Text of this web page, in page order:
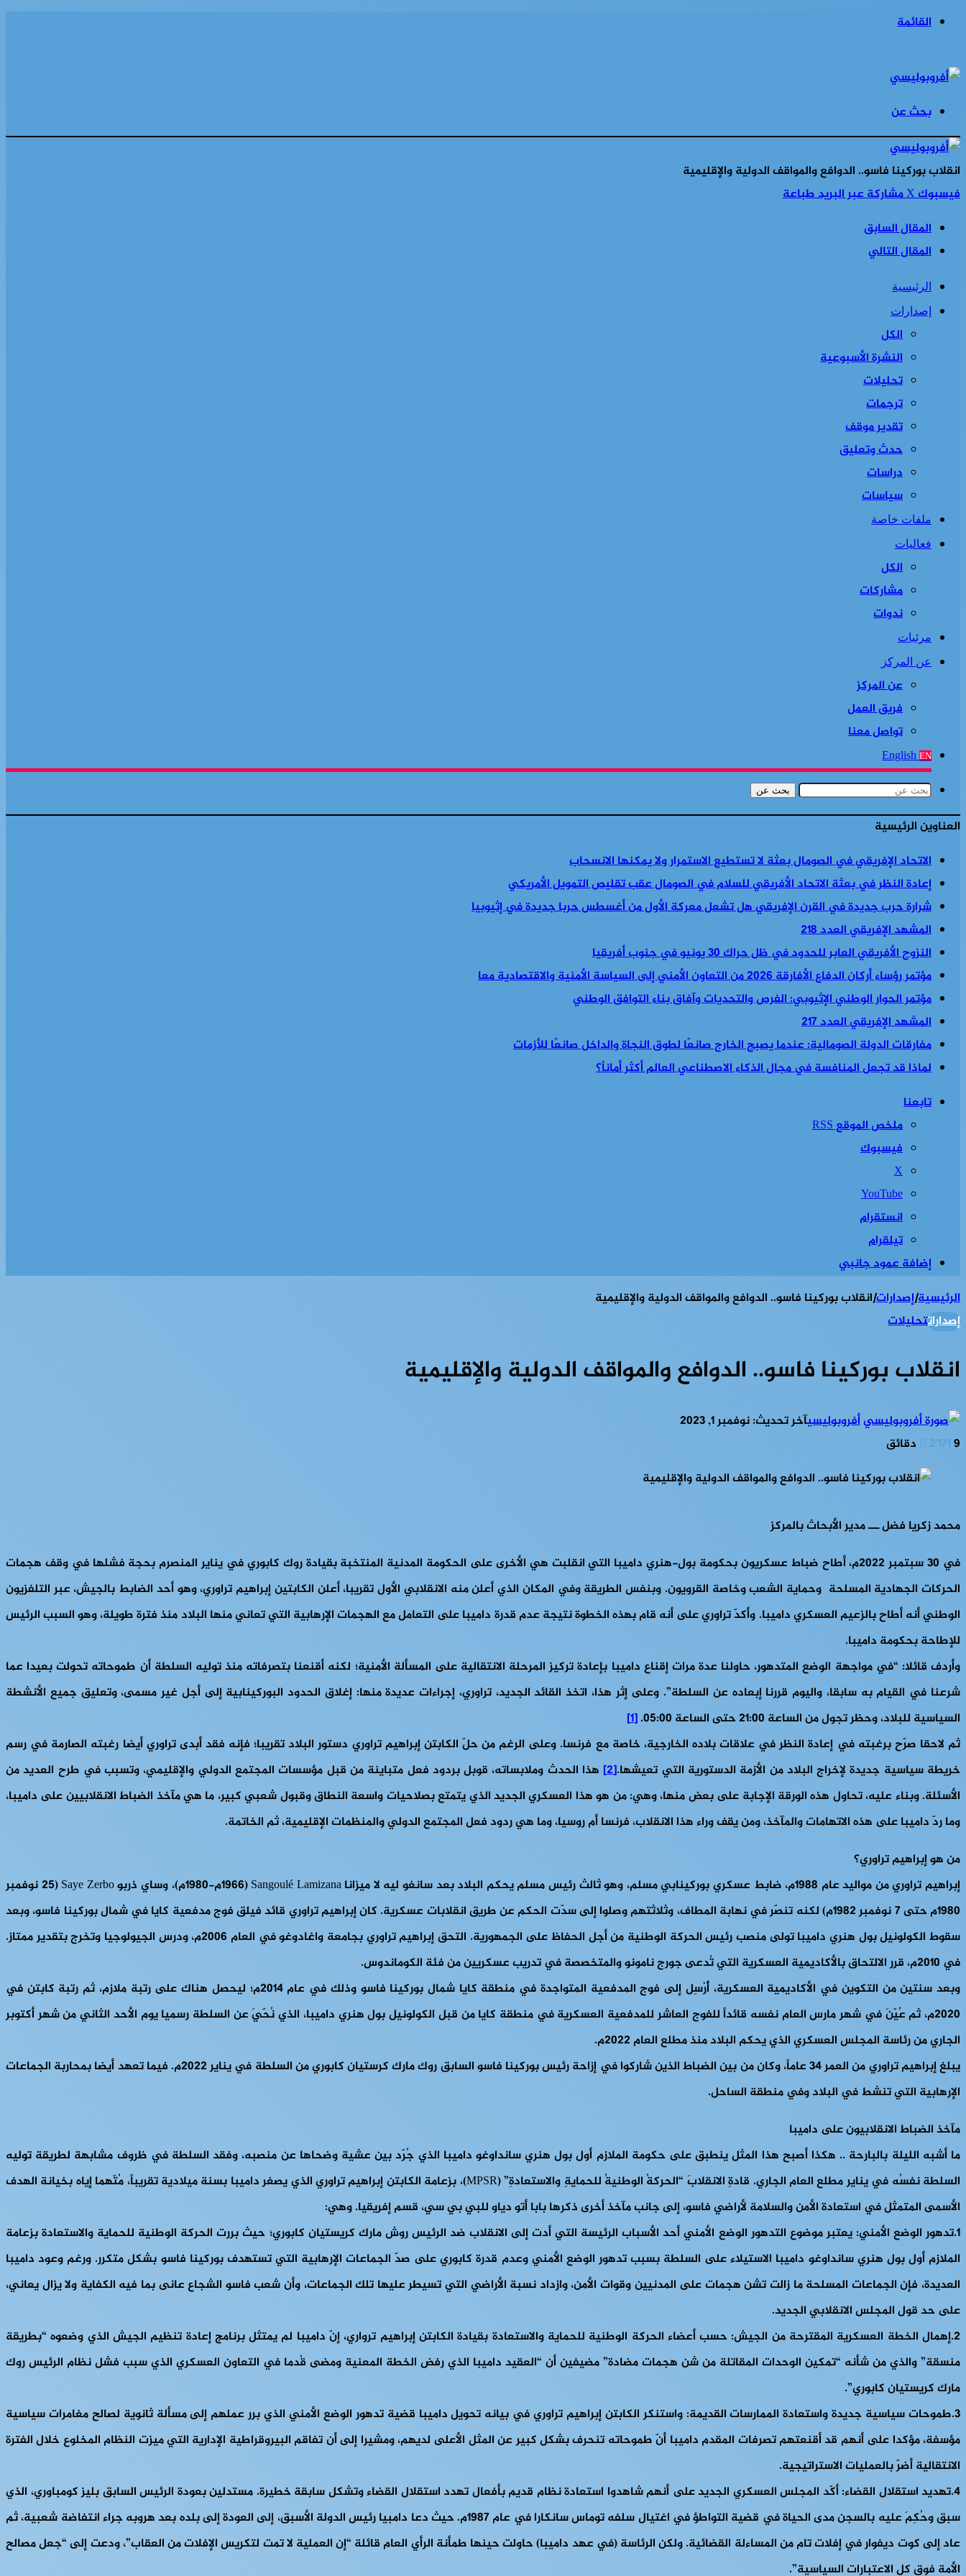
القائمة
بحث عن
انقلاب بوركينا فاسو.. الدوافع والمواقف الدولية والإقليمية
فيسبوك‫Xمشاركة عبر البريدطباعة
المقال السابق
المقال التالي
الرئيسية
إصدارات
الكل
النشرة الأسبوعية
تحليلات
ترجمات
تقدير موقف
حدث وتعليق
دراسات
سياسات
ملفات خاصة
فعاليات
الكل
مشاركات
ندوات
مرئيات
عن المركز
عن المركز
فريق العمل
تواصل معنا
English EN
بحث عن
العناوين الرئيسية
الاتحاد الإفريقي في الصومال بعثة لا تستطيع الاستمرار ولا يمكنها الانسحاب
إعادة النظر في بعثة الاتحاد الأفريقي للسلام في الصومال عقب تقليص التمويل الأمريكي
شرارة حرب جديدة في القرن الإفريقي هل تشعل معركة الأول من أغسطس حربا جديدة في إثيوبيا
المشهد الإفريقي العدد 218
النزوح الأفريقي العابر للحدود في ظل حراك 30 يونيو في جنوب أفريقيا
مؤتمر رؤساء أركان الدفاع الأفارقة 2026 من التعاون الأمني إلى السياسة الأمنية والاقتصادية معا
مؤتمر الحوار الوطني الإثيوبي: الفرص والتحديات وآفاق بناء التوافق الوطني
المشهد الإفريقي العدد 217
مفارقات الدولة الصومالية: عندما يصبح الخارج صانعًا لطوق النجاة والداخل صانعًا للأزمات
لماذا قد تجعل المنافسة في مجال الذكاء الاصطناعي العالم أكثر أماناً؟
تابعنا
ملخص الموقع RSS
فيسبوك
‫X
‫YouTube
انستقرام
تيلقرام
إضافة عمود جانبي
الرئيسية|إصدارات|انقلاب بوركينا فاسو.. الدوافع والمواقف الدولية والإقليمية
إصداراتتحليلات
انقلاب بوركينا فاسو.. الدوافع والمواقف الدولية والإقليمية
أفروبوليسيآخر تحديث: نوفمبر 1, 2023
2٬1719 دقائق
محمد زكريا فضل ـــ مدير الأبحاث بالمركز
في 30 سبتمبر 2022م، أطاح ضباط عسكريون بحكومة بول-هنري داميبا التي انقلبت هي الأخرى على الحكومة المدنية المنتخبة بقيادة روك كابوري في يناير المنصرم بحجة فشلها في وقف هجمات
الحركات الجهادية المسلحة وحماية الشعب وخاصة القرويون. وبنفس الطريقة وفي المكان الذي أعلن منه الانقلابي الأول تقريبا، أعلن الكابتين إبراهيم تراوري، وهو أحد الضابط بالجيش، عبر التلفزيون
الوطني أنه أطاح بالزعيم العسكري داميبا. وأكدّ تراوري على أنه قام بهذه الخطوة نتيجة عدم قدرة داميبا على التعامل مع الهجمات الإرهابية التي تعاني منها البلاد منذ فترة طويلة، وهو السبب الرئيس
للإطاحة بحكومة داميبا.
وأردف قائلا: “في مواجهة الوضع المتدهور، حاولنا عدة مرات إقناع داميبا بإعادة تركيز المرحلة الانتقالية على المسألة الأمنية؛ لكنه أقنعنا بتصرفاته منذ توليه السلطة أن طموحاته تحولت بعيدا عما
شرعنا في القيام به سابقا، واليوم قررنا إبعاده عن السلطة”. وعلى إثر هذا، اتخذ القائد الجديد، تراوري، إجراءات عديدة منها: إغلاق الحدود البوركينابية إلى أجل غير مسمى، وتعليق جميع الأنشطة
السياسية للبلاد، وحظر تجول من الساعة 21:00 حتى الساعة 05:00.
[1]
ثم لاحقا صرّح برغبته في إعادة النظر في علاقات بلاده الخارجية، خاصة مع فرنسا. وعلى الرغم من حلّ الكابتن إبراهيم تراوري دستور البلاد تقريبا؛ فإنه فقد أبدى تراوري أيضا رغبته الصارمة في رسم
خريطة سياسية جديدة لإخراج البلاد من الأزمة الدستورية التي تعيشها.[2]
هذا الحدث وملابساته، قوبل بردود فعل متباينة من قبل مؤسسات المجتمع الدولي والإقليمي، وتسبب في طرح العديد من
الأسئلة. وبناء عليه، تحاول هذه الورقة الإجابة على بعض منها، وهي: من هو هذا العسكري الجديد الذي يتمتع بصلاحيات واسعة النطاق وقبول شعبي كبير، ما هي مآخذ الضباط الانقلابيين على داميبا،
وما ردّ داميبا على هذه الاتهامات والمآخذ، ومن يقف وراء هذا الانقلاب، فرنسا أم روسيا، وما هي ردود فعل المجتمع الدولي والمنظمات الإقليمية، ثم الخاتمة.
من هو إبراهيم تراوري؟
إبراهيم تراوري من مواليد عام 1988م، ضابط عسكري بوركينابي مسلم، وهو ثالث رئيس مسلم يحكم البلاد بعد سانغو ليه لا ميزانا
Sangoulé Lamizana(1966م-1980م)، وساي ذربو Saye Zerbo
(25 نوفمبر
1980م حتى 7 نوفمبر 1982م) لكنه تنصّر في نهابة المطاف، وثلاثتهم وصلوا إلى سدّت الحكم عن طريق انقلابات عسكرية. كان إبراهيم تراوري قائد فيلق فوج مدفعية كايا في شمال بوركينا فاسو، وبعد
سقوط الكولونيل بول هنري داميبا تولى منصب رئيس الحركة الوطنية من أجل الحفاظ على الجمهورية. التحق إبراهيم تراوري بجامعة واغادوغو في العام 2006م، ودرس الجيولوجيا وتخرج بتقدير ممتاز.
في 2010م، قرر الالتحاق بالأكاديمية العسكرية التي تُدعى جورج نامونو والمتخصصة في تدريب عسكريين من فئة الكوماندوس.
وبعد سنتين من التكوين في الأكاديمية العسكرية، أُرْسِل إلى فوج المدفعية المتواجدة في منطقة كايا شمال بوركينا فاسو وذلك في عام 2014م؛ ليحصل هناك على رتبة ملازم، ثم رتبة كابتن في
2020م، ثم عُيّنَ في شهر مارس العام نفسه قائداً للفوج العاشر للمدفعية العسكرية في منطقة كايا من قبل الكولونيل بول هنري داميبا، الذي نُحّيَ عن السلطة رسميا يوم الأحد الثاني من شهر أكتوبر
الجاري من رئاسة المجلس العسكري الذي يحكم البلاد منذ مطلع العام 2022م.
يبلغ إبراهيم تراوري من العمر 34 عاماً، وكان من بين الضباط الذين شاركوا في إزاحة رئيس بوركينا فاسو السابق روك مارك كرستيان كابوري من السلطة في يناير 2022م. فيما تعهد أيضا بمحاربة الجماعات
الإرهابية التي تنشط في البلاد وفي منطقة الساحل.
مآخذ الضباط الانقلابيون على داميبا
ما أشبه الليلة بالبارحة .. هكذا أصبح هذا المثل ينطبق على حكومة الملازم أول بول هنري سانداوغو داميبا الذي جُرّد بين عشية وضحاها عن منصبه، وفقد السلطة في ظروف مشابهة لطريقة توليه
السلطة نفسُه في يناير مطلع العام الجاري. قادةِ الانقلابَ “الحركةُ الوطنيةُ للحمايةِ والاستعادةِ” (MPSR)، بزعامة الكابتن إبراهيم تراوري الذي يصغر داميبا بسنة ميلادية تقريباً، مُتّهما إياه بخيانة الهدف
الأسمى المتمثل في استعادة الأمن والسلامة لأراضي فاسو، إلى جانب مآخذ أخرى ذكرها بابا أتو دياو للبي بي سي، قسم إفريقيا. وهي:
1.تدهور الوضع الأمني
: يعتبر موضوع التدهور الوضع الأمني أحد الأسباب الرئيسة التي أدت إلى الانقلاب ضد الرئيس روش مارك كريستيان كابوري؛ حيث بررت الحركة الوطنية للحماية والاستعادة بزعامة
الملازم أول بول هنري سانداوغو داميبا الاستيلاء على السلطة بسبب تدهور الوضع الأمني وعدم قدرة كابوري على صدّ الجماعات الإرهابية التي تستهدف بوركينا فاسو بشكل متكرر. ورغم وعود داميبا
العديدة، فإن الجماعات المسلحة ما زالت تشن هجمات على المدنيين وقوات الأمن، وازداد نسبة الأراضي التي تسيطر عليها تلك الجماعات، وأن شعب فاسو الشجاع عانى بما فيه الكفاية ولا يزال يعاني،
على حد قول المجلس الانقلابي الجديد.
2.إهمال الخطة العسكرية المقترحة من الجيش:
حسب أعضاء الحركة الوطنية للحماية والاستعادة بقيادة الكابتن إبراهيم ترواري، إنّ داميبا لم يمتثل برنامج إعادة تنظيم الجيش الذي وضعوه “بطريقة
منسقة” والذي من شأنه “تمكين الوحدات المقاتلة من شن هجمات مضادة” مضيفين أن “العقيد داميبا الذي رفض الخطة المعنية ومضى قُدما في التعاون العسكري الذي سبب فشل نظام الرئيس روك
مارك كريستيان كابوري”.
3.طموحات سياسية جديدة واستعادة الممارسات القديمة
: واستنكر الكابتن إبراهيم تراوري في بيانه تحويل داميبا قضية تدهور الوضع الأمني ​​الذي برر عملهم إلى مسألة ثانوية لصالح مغامرات سياسية
مؤسفة، مؤكدا على أنهم قد أقنعتهم تصرفات المقدم داميبا أنّ طموحاته تنحرف بشكل كبير عن المثل الأعلى لديهم، ومشيرا إلى أن تفاقم البيروقراطية الإدارية التي ميزت النظام المخلوع خلال الفترة
الانتقالية أضرّ بالعمليات الاستراتيجية.
4.تهديد استقلال القضاء
: أكّد المجلس العسكري الجديد على أنهم شاهدوا استعادة نظام قديم بأفعال تهدد استقلال القضاء وتشكل سابقة خطيرة. مستدلين بعودة الرئيس السابق بليز كومباوري، الذي
سبق وحُكِمَ عليه بالسجن مدى الحياة في قضية التواطؤ في اغتيال سلفه توماس سانكارا في عام 1987م. حيث دعا دامبيا رئيس الدولة الأسبق، إلى العودة إلى بلده بعد هروبه جراء انتفاضة شعبية، ثم
عاد إلى كوت ديفوار في إفلات تام من المساءلة القضائية. ولكن الرئاسة (في عهد داميبا) حاولت حينها طمأنة الرأي العام قائلة “إن العملية لا تمت لتكريس الإفلات من العقاب”، ودعت إلى “جعل مصالح
الأمة فوق كل الاعتبارات السياسية”.